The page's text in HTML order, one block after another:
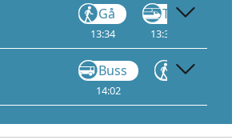
Gå
13:34
Tog
13:34
Buss
14:02
Gå